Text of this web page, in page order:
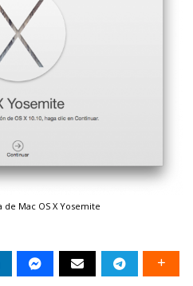
Mac OS X Yosemite